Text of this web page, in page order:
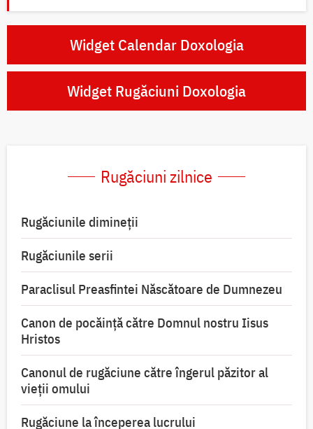
Widget Calendar Doxologia
Widget Rugăciuni Doxologia
Rugăciuni zilnice
Rugăciunile dimineții
Rugăciunile serii
Paraclisul Preasfintei Născătoare de Dumnezeu
Canon de pocăință către Domnul nostru Iisus
Hristos
Canonul de rugăciune către îngerul păzitor al
vieții omului
Rugăciune la începerea lucrului